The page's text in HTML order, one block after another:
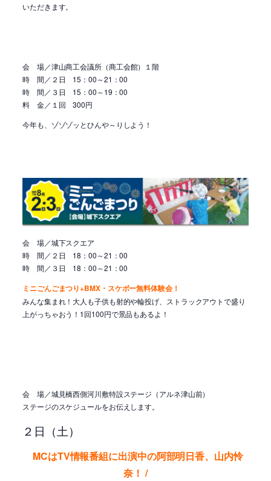
いただきます。
会 場／津山商工会議所（商工会館）１階
時 間／２日 15：00～21：00
時 間／３日 15：00～19：00
料 金／１回 300円
今年も、ゾゾゾッとひんや～りしよう！
会 場／城下スクエア
時 間／２日 18：00～21：00
時 間／３日 18：00～21：00
ミニごんごまつり+BMX・スケボー無料体験会！
みんな集まれ！大人も子供も射的や輪投げ、ストラックアウトで盛り
上がっちゃおう！1回100円で景品もあるよ！
会 場／城見橋西側河川敷特設ステージ（アルネ津山前）
ステージのスケジュールをお伝えします。
２日（土）
MCはTV情報番組に出演中の阿部明日香、山内怜
奈！ /